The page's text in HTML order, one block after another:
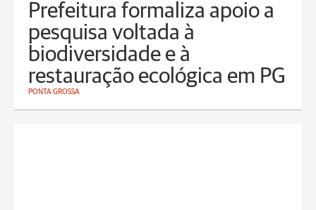
Prefeitura formaliza apoio a
pesquisa voltada à
biodiversidade e à
restauração ecológica em PG
PONTA GROSSA